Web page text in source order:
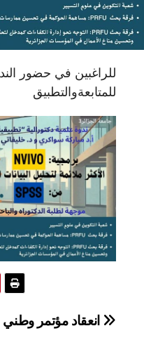
للراغبين في حضور
للمتابعةوالتطبيق
تصفّح
انعقاد مؤتمر وطني